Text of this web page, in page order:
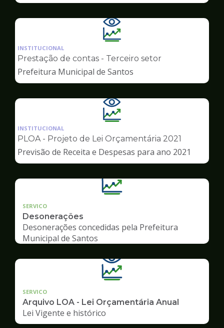
Ilustração
da
pagina
de
Transparência
INSTITUCIONAL
Prestação de contas - Terceiro setor
Prefeitura Municipal de Santos
Ilustração
da
pagina
Transparência
INSTITUCIONAL
PLOA - Projeto de Lei Orçamentária 2021
Previsão de Receita e Despesas para ano 2021
SERVICO
Desonerações
Desonerações concedidas pela Prefeitura
Municipal de Santos
SERVICO
Arquivo LOA - Lei Orçamentária Anual
Lei Vigente e histórico